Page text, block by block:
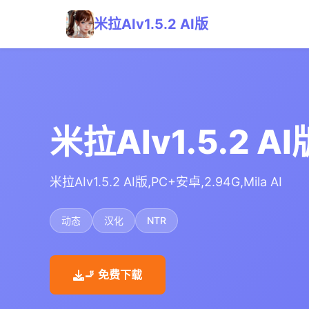
米拉AIv1.5.2 AI版
米拉AIv1.5.2 AI
米拉AIv1.5.2 AI版,PC+安卓,2.94G,Mila AI
动态 汉化 NTR
🚬 免费下载